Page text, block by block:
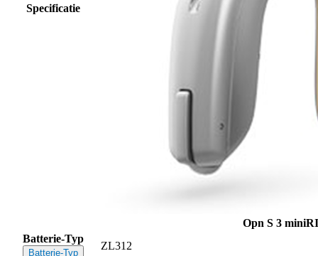
Specificatie
Opn S 3
Batterie-Typ
Batterie-Typ
ZL312